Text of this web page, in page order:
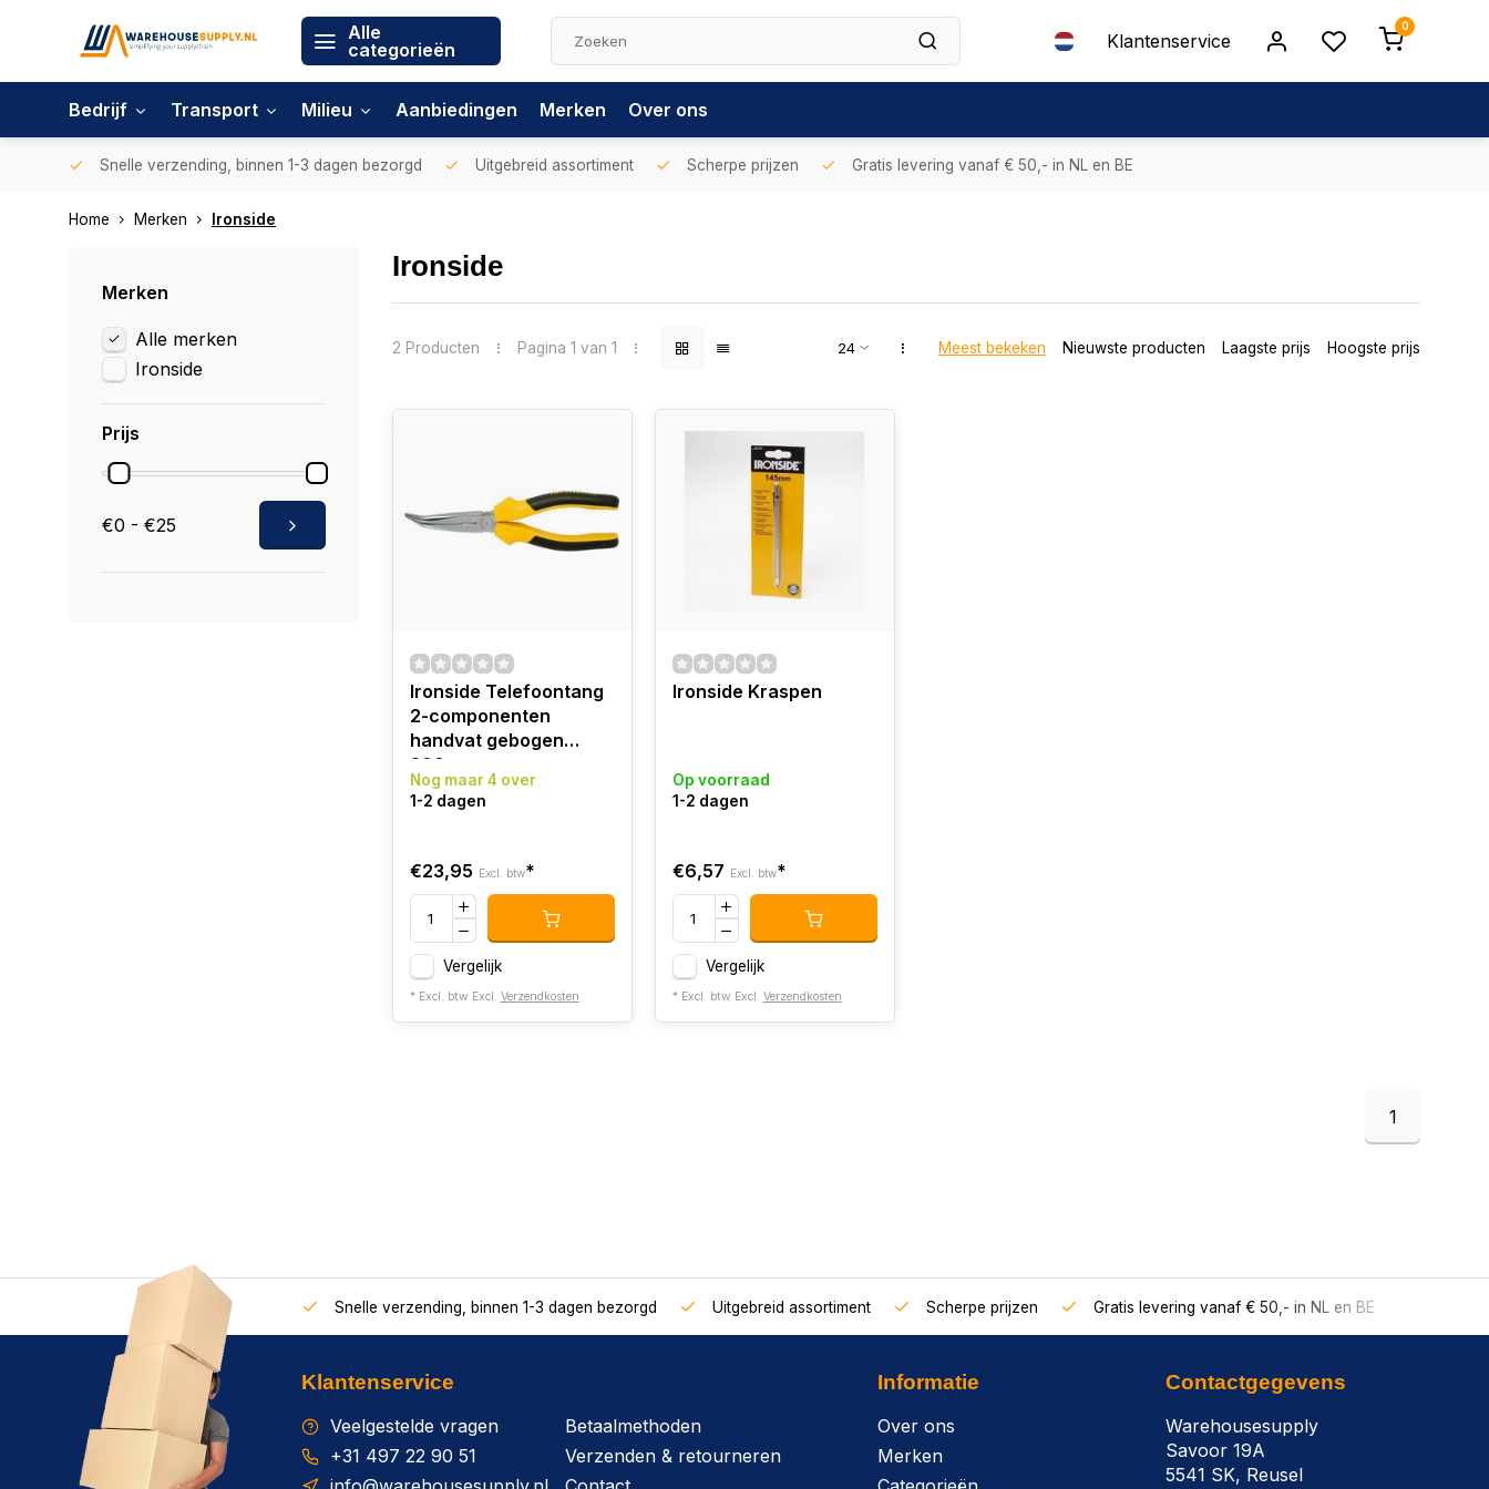
Alle
categorieën
Klantenservice
0
Bedrijf Transport Milieu Aanbiedingen Merken Over ons
Snelle verzending, binnen 1-3 dagen bezorgd Uitgebreid assortiment Scherpe prijzen Gratis levering vanaf € 50,- in NL en BE
Home Merken Ironside
Merken
Alle merken
Ironside
Prijs
€0 - €25
Ironside
2 Producten Pagina 1 van 1 Meest bekeken Nieuwste producten Laagste prijs Hoogste prijs
Ironside Telefoontang
2-componenten
handvat gebogen
200mm
Nog maar 4 over
1-2 dagen
€23,95 Excl. btw*
Vergelijk
* Excl. btw Excl. Verzendkosten
Ironside Kraspen
Op voorraad
1-2 dagen
€6,57 Excl. btw*
Vergelijk
* Excl. btw Excl. Verzendkosten
1
Snelle verzending, binnen 1-3 dagen bezorgd Uitgebreid assortiment Scherpe prijzen Gratis levering vanaf € 50,- in NL en BE
Klantenservice
Veelgestelde vragen
+31 497 22 90 51
Betaalmethoden
Verzenden & retourneren
Informatie
Over ons
Merken
Contactgegevens
Warehousesupply
Savoor 19A
5541 SK, Reusel